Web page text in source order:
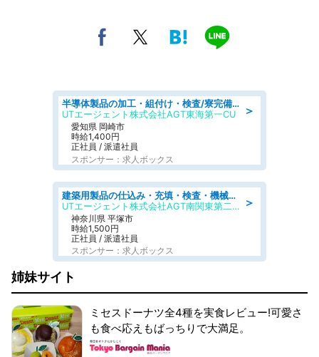
＞
半導体製品の加工・組付け・検査/寮完備/日勤/日払い/工場・製造
UTエージェント株式会社AGT東海第一CU
愛知県 岡崎市
時給1,400円
正社員 / 派遣社員
スポンサー：求人ボックス
＞
建築用製品の仕込み・充填・検査・機械操作/寮完備/日払い/工場・製造
UTエージェント株式会社AGT南関東第二CU
神奈川県 平塚市
時給1,500円
正社員 / 派遣社員
スポンサー：求人ボックス
姉妹サイト
ミセスドーナツ全4種を実食レビュー!可愛さ
も食べ応えもばっちりで大満足。